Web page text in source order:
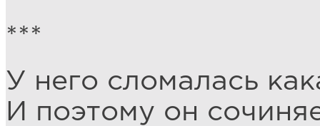
***
У него сломалась
И поэтому он